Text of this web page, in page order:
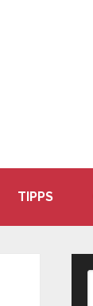
TIPPS